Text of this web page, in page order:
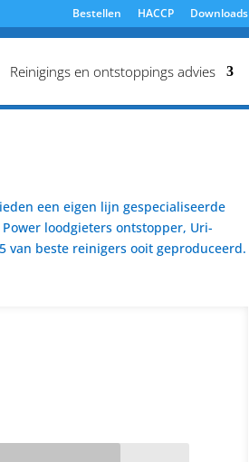
Bestellen HACCP Downloads
Reinigings en ontstoppings advies
een eigen lijn gespecialiseerde
loodgieters ontstopper, Uri-
van beste reinigers ooit geproduceerd.